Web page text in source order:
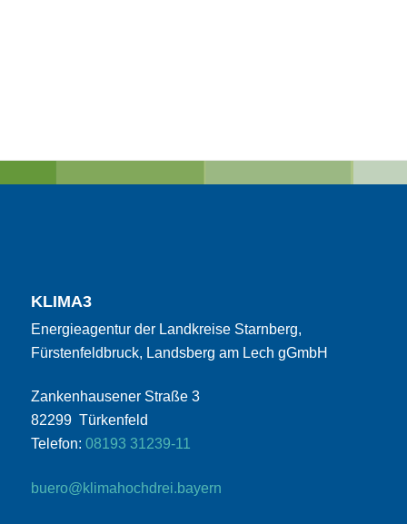
KLIMA3
Energieagentur der Landkreise Starnberg,
Fürstenfeldbruck, Landsberg am Lech gGmbH
Zankenhausener Straße 3
82299 Türkenfeld
Telefon: 08193 31239-11
buero@klimahochdrei.bayern